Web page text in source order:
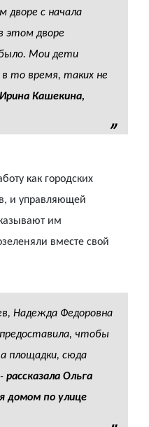
с начала
этом дворе
Мои дети
в то время, таких не
Кашекина,
как городских
и управляющей
им
вместе свой
Надежда Федоровна
чтобы
площадки, сюда
- рассказала Ольга
домом по улице